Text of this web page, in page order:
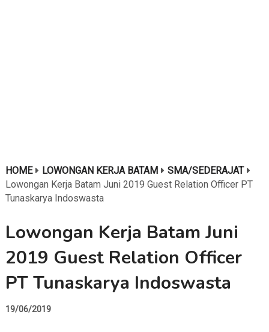
HOME LOWONGAN KERJA BATAM
SMA/SEDERAJAT
Lowongan Kerja Batam Juni 2019 Guest Relation Officer PT
Tunaskarya Indoswasta
Lowongan Kerja Batam Juni
2019 Guest Relation Officer
PT Tunaskarya Indoswasta
19/06/2019